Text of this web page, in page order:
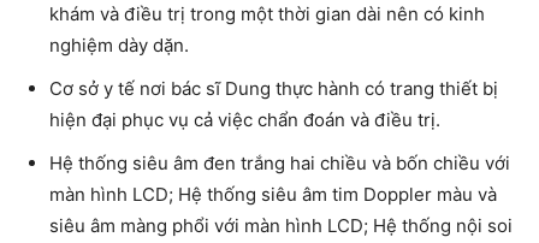
khám và điều trị trong một thời gian dài nên có kinh
nghiệm dày dặn.
Cơ sở y tế nơi bác sĩ Dung thực hành có trang thiết bị
hiện đại phục vụ cả việc chẩn đoán và điều trị.
Hệ thống siêu âm đen trắng hai chiều và bốn chiều với
màn hình LCD; Hệ thống siêu âm tim Doppler màu và
siêu âm màng phổi với màn hình LCD; Hệ thống nội soi